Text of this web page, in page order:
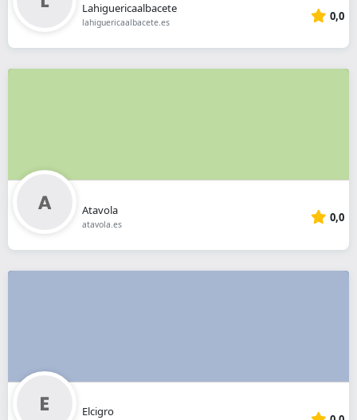
Lahiguericaalbacete
lahiguericaalbacete.es 0,0
Atavola
atavola.es 0,0
Elcigro